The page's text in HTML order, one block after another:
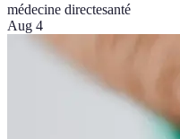
médecine directesanté
Aug 4